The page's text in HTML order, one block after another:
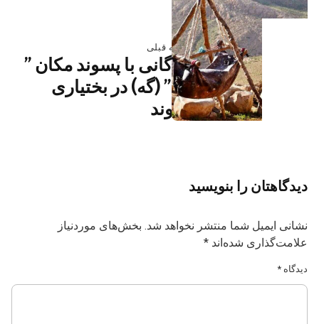
نوشته قبلی
واژگانی با پسوند مکان ”
گاه” (گه) در بختیاری
مئیوند
دیدگاهتان را بنویسید
نشانی ایمیل شما منتشر نخواهد شد. بخش‌های موردنیاز
علامت‌گذاری شده‌اند *
دیدگاه *